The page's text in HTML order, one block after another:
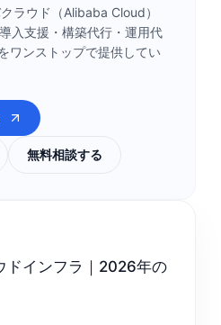
ラウド（Alibaba Cloud）
入支援・構築代行・運用代
ワンストップで提供してい
無料相談する
ドインフラ｜2026年の